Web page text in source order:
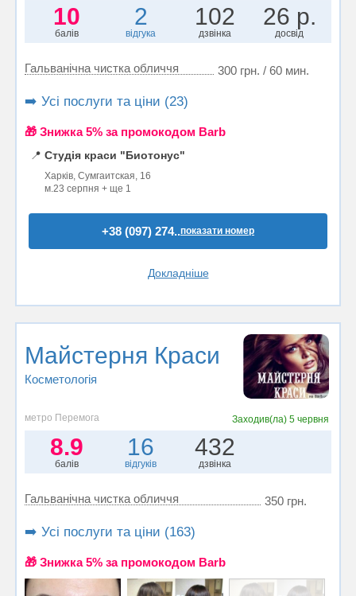
10
балів
2
відгука
102
дзвінка
26 р.
досвід
Гальванічна чистка обличчя 300 грн. / 60 мин.
➡️ Усі послуги та ціни (23)
🎁 Знижка 5% за промокодом Barb
📍 Студія краси "Биотонус"
Харків, Сумгаитская, 16
м.23 серпня + ще 1
+38 (097) 274..показати номер
Докладніше
Майстерня Краси
Косметологія
метро Перемога Заходив(ла) 5 червня
8.9
балів
16
відгуків
432
дзвінка
Гальванічна чистка обличчя 350 грн.
➡️ Усі послуги та ціни (163)
🎁 Знижка 5% за промокодом Barb